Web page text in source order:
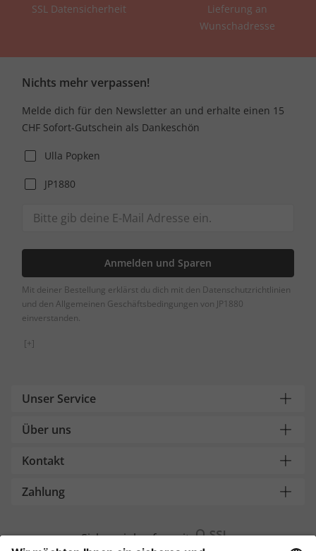
SSL Datensicherheit
Lieferung an
Wunschadresse
Nichts mehr verpassen!
Melde dich für den Newsletter an und erhalte einen 15
CHF Sofort-Gutschein als Dankeschön
Ulla Popken
JP1880
Anmelden und Sparen
Mit deiner Bestellung erklärst du dich mit den Datenschutzrichtlinien
und den Allgemeinen Geschäftsbedingungen von JP1880
einverstanden.
[+]
Unser Service
Über uns
Kontakt
Zahlung
Sicher einkaufen mit